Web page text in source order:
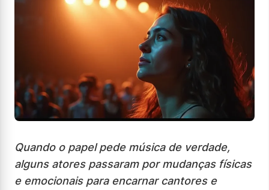
Quando o papel pede música de verdade,
alguns atores passaram por mudanças físicas
e emocionais para encarnar cantores e